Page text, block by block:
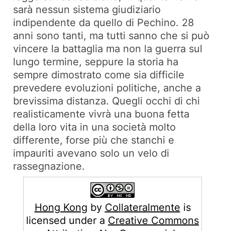
sarà nessun sistema giudiziario
indipendente da quello di Pechino. 28
anni sono tanti, ma tutti sanno che si può
vincere la battaglia ma non la guerra sul
lungo termine, seppure la storia ha
sempre dimostrato come sia difficile
prevedere evoluzioni politiche, anche a
brevissima distanza. Quegli occhi di chi
realisticamente vivrà una buona fetta
della loro vita in una società molto
differente, forse più che stanchi e
impauriti avevano solo un velo di
rassegnazione.
Hong Kong by Collateralmente is
licensed under a Creative Commons